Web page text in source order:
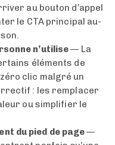
au bouton d’appel
le CTA principal au-
n’utilise— La
éléments de
clic malgré un
: les remplacer
ou simplifier le
du pied de page—